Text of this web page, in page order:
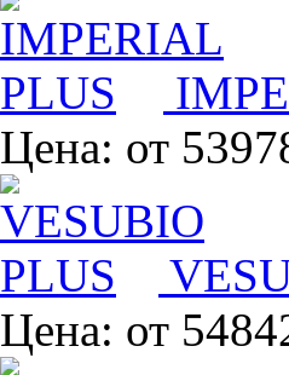
Цена: от
Цена: от